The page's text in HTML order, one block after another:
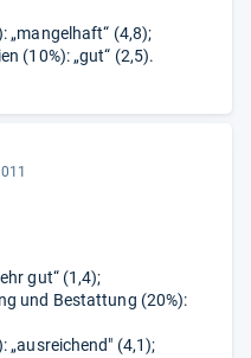
„mangelhaft“ (4,8);
(10%): „gut“ (2,5).
gut“ (1,4);
und Bestattung (20%):
„ausreichend" (4,1);